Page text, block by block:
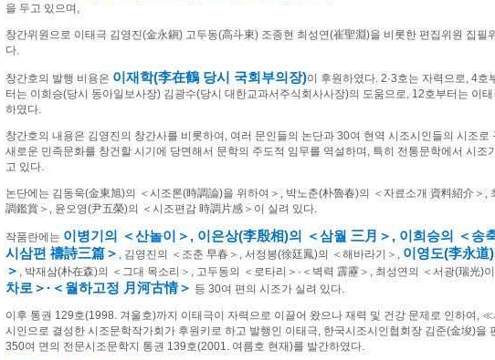
을 두고 있으며 ,
창간위원으로 이태극 김영진(金永鎭) 고두동(高斗東) 조종현 최성연(崔聖淵)을 비롯한 편집위원 집필
다.
창간호의 발행 비용은 이재학(李在鶴 당시 국회부의장)이 후원하였다. 2·3호는 자력으로, 4호
터는 이희승(당시 동아일보사장) 김광수(당시 대한교과서주식회사사장)의 도움으로, 12호부터는 이
하였다.
창간호의 내용은 김영진의 창간사를 비롯하여 , 여러 문인들의 논단과 30여 현역 시조시인들의 시조로
새로운 민족문화를 창건할 시기에 당면해서 문학의 주도적 임무를 역설하며 , 특히 전통문학에서 시조
고 있다.
논단에는 김동욱(金東旭)의 ＜ 시조론(時調論)을 위하여 ＞ , 박노춘(朴魯春)의 ＜ 자료소개 資料紹介 ＞ ,
調鑑賞 ＞ , 윤오영(尹五榮)의 ＜ 시조편감 時調片感 ＞ 이 실려 있다.
작품란에는 이병기의 ＜산놀이 ＞ , 이은상(李殷相)의 ＜삼월 三月 ＞ , 이희승의 ＜ 송
시삼편 禱詩三篇＞ , 김영진의 ＜ 조춘 早春 ＞ , 서정봉(徐廷鳳)의 ＜ 해바라기 ＞ , 이영도(李永道)
＞ , 박재삼(朴在森)의 ＜ 그대 목소리 ＞ , 고두동의 ＜ 로타리 ＞ · ＜ 벽력 霹靂 ＞ , 최성연의 ＜ 서광(瑞光)
차로 ＞ · ＜ 월하고정 月河古情＞ 등 30여 편의 시조가 실려 있다.
이후 통권 129호(1998. 겨울호)까지 이태극이 자력으로 이끌어 왔으나 재력 및 건강 문제로 인하여 , ≪
시인으로 결성한 시조문학작가회가 후원키로 하고 발행인 이태극, 한국시조시인협회장 김준(金埈)을
350여 면의 전문시조문학지 통권 139호(2001. 여름호 현재)를 발간하였다.